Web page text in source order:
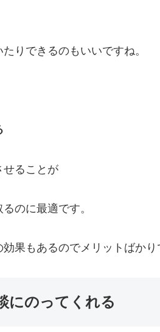
りできるのもいいですね。
せることが
のに最適です。
果もあるのでメリットばかり
にのってくれる